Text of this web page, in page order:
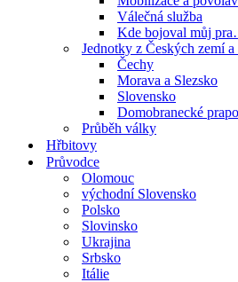
Válečná služba
Kde bojoval můj
Jednotky z Českých zemí a
Čechy
Morava a Slezsko
Slovensko
Domobranecké
Průběh války
Hřbitovy
Průvodce
Olomouc
východní Slovensko
Polsko
Slovinsko
Ukrajina
Srbsko
Itálie